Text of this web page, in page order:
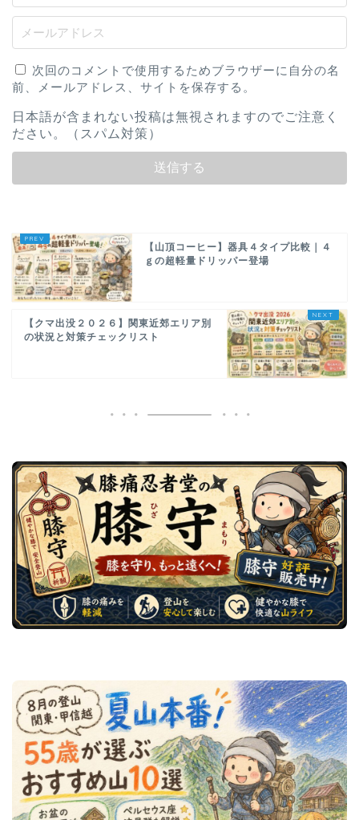
次回のコメントで使用するためブラウザーに自分の名
前、メールアドレス、サイトを保存する。
日本語が含まれない投稿は無視されますのでご注意く
ださい。（スパム対策）
【山頂コーヒー】器具４タイプ比較｜４
ｇの超軽量ドリッパー登場
【クマ出没２０２６】関東近郊エリア別
の状況と対策チェックリスト